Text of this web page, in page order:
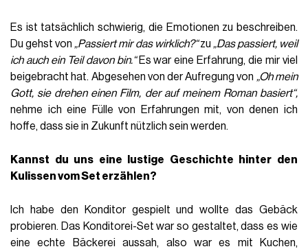
Es ist tatsächlich schwierig, die Emotionen zu beschreiben.
Du gehst von „Passiert mir das wirklich?“zu „Das passiert, weil
ich auch ein Teil davon bin.“Es war eine Erfahrung, die mir viel
beigebracht hat. Abgesehen von der Aufregung von „Oh mein
Gott, sie drehen einen Film, der auf meinem Roman basiert“,
nehme ich eine Fülle von Erfahrungen mit, von denen ich
hoffe, dass sie in Zukunft nützlich sein werden.
Kannst du uns eine lustige Geschichte hinter den
Kulissen vom Set erzählen?
Ich habe den Konditor gespielt und wollte das Gebäck
probieren. Das Konditorei-Set war so gestaltet, dass es wie
eine echte Bäckerei aussah, also war es mit Kuchen,